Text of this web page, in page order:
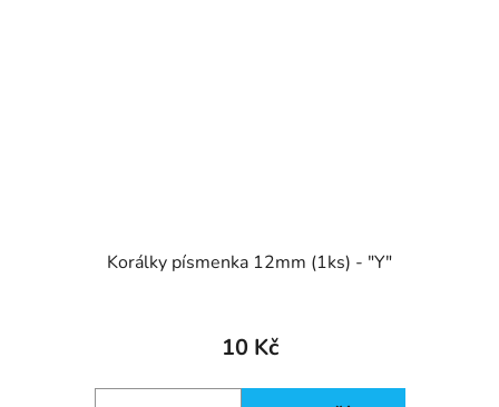
Korálky písmenka 12mm (1ks) - "Y"
10 Kč